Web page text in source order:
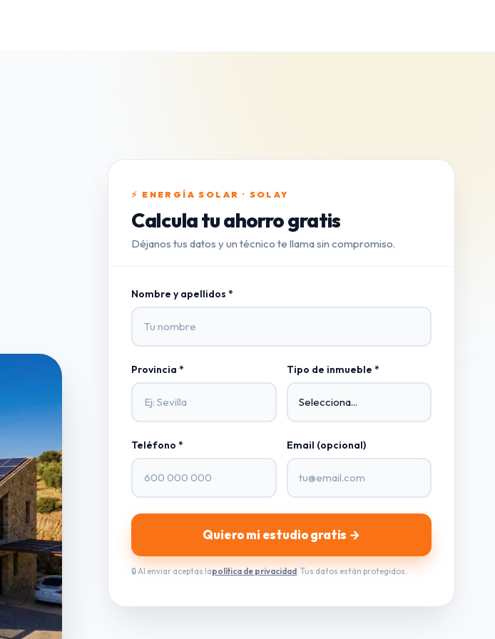
⚡ ENERGÍA SOLAR · SOLAY
Calcula tu ahorro gratis
Déjanos tus datos y un técnico te llama sin compromiso.
Nombre y apellidos *
Provincia * Tipo de inmueble *
Teléfono * Email (opcional)
Quiero mi estudio gratis →
🔒 Al enviar aceptas lapolítica de privacidad . Tus datos están protegidos.